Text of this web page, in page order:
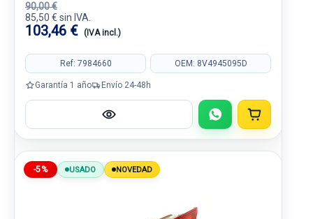
90,00 €
85,50 € sin IVA.
103,46 € (IVA incl.)
Ref: 7984660 OEM: 8V4945095D
Garantía 1 año Envío 24-48h
-5% USADO NOVEDAD